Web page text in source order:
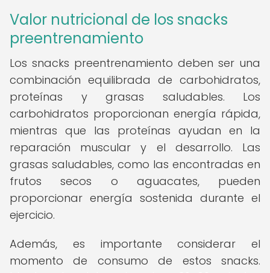
Valor nutricional de los snacks
preentrenamiento
Los snacks preentrenamiento deben ser una
combinación equilibrada de carbohidratos,
proteínas y grasas saludables. Los
carbohidratos proporcionan energía rápida,
mientras que las proteínas ayudan en la
reparación muscular y el desarrollo. Las
grasas saludables, como las encontradas en
frutos secos o aguacates, pueden
proporcionar energía sostenida durante el
ejercicio.
Además, es importante considerar el
momento de consumo de estos snacks.